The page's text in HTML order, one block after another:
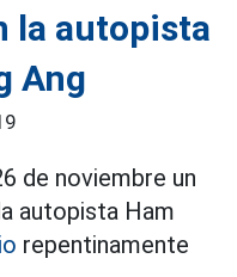
la autopista
Ang
de noviembre un
autopista Ham
repentinamente